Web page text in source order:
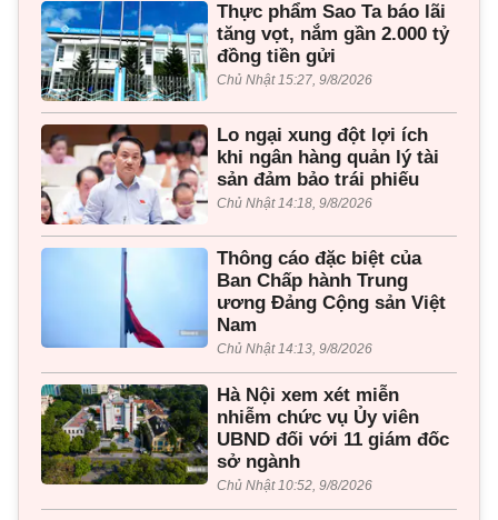
Thực phẩm Sao Ta báo lãi
tăng vọt, nắm gần 2.000 tỷ
đồng tiền gửi
Chủ Nhật 15:27, 9/8/2026
Lo ngại xung đột lợi ích
khi ngân hàng quản lý tài
sản đảm bảo trái phiếu
Chủ Nhật 14:18, 9/8/2026
Thông cáo đặc biệt của
Ban Chấp hành Trung
ương Đảng Cộng sản Việt
Nam
Chủ Nhật 14:13, 9/8/2026
Hà Nội xem xét miễn
nhiễm chức vụ Ủy viên
UBND đối với 11 giám đốc
sở ngành
Chủ Nhật 10:52, 9/8/2026